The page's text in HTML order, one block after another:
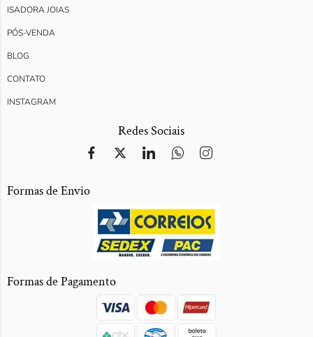
ISADORA JOIAS
PÓS-VENDA
BLOG
CONTATO
INSTAGRAM
Redes Sociais
Formas de Envio
Formas de Pagamento